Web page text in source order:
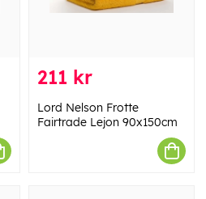
211 kr
Lord Nelson Frotte
Fairtrade Lejon 90x150cm